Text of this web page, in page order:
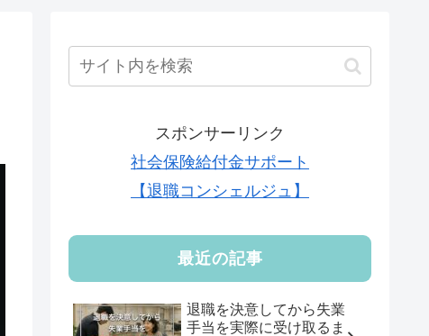
スポンサーリンク
社会保険給付金サポート
【退職コンシェルジュ】
最近の記事
退職を決意してから失業
手当を実際に受け取るま